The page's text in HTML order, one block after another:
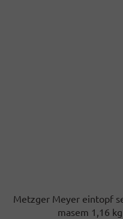
Metzger Meyer eintopf
masem 1,16 kg